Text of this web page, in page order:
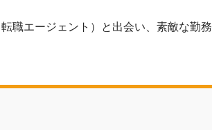
職エージェント）と出会い、素敵な勤務